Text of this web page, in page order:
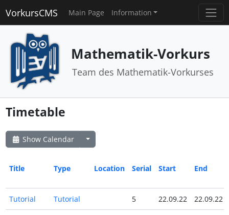
VorkursCMS Main Page Information
Mathematik-Vorkurs
Team des Mathematik-Vorkurses
Timetable
Show Calendar
Title Type Location Serial Start End
Tutorial Tutorial 5 22.09.22 22.09.22